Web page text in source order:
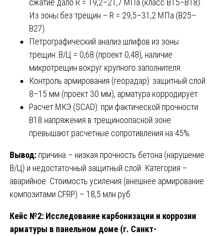
сжатие дало R = 19,2–21,7 МПа (класс В15–В18).
Из зоны без трещин – R = 29,5–31,2 МПа (В25–
В27).
Петрографический анализ шлифов из зоны
трещин: В/Ц = 0,68 (проект 0,48), наличие
микротрещин вокруг крупного заполнителя.
Контроль армирования (георадар): защитный слой
8–15 мм (проект 30 мм), арматура корродирует.
Расчет МКЭ (SCAD): при фактической прочности
В18 напряжения в трещиноопасной зоне
превышают расчетные сопротивления на 45%.
Вывод: причина – низкая прочность бетона (нарушение
В/Ц) и недостаточный защитный слой. Категория –
аварийное. Стоимость усиления (внешнее армирование
композитами CFRP) – 18,5 млн руб.
Кейс №2: Исследование карбонизации и коррозии
арматуры в панельном доме (г. Санкт-